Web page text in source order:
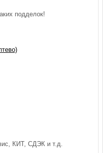
подделок!
КИТ, СДЭК и т.д.